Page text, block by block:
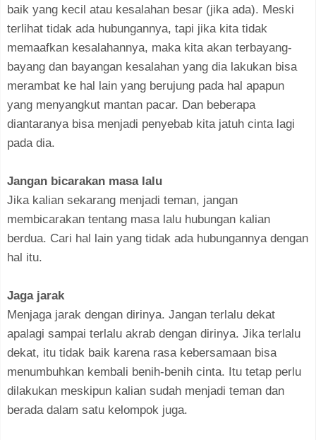
baik yang kecil atau kesalahan besar (jika ada). Meski
terlihat tidak ada hubungannya, tapi jika kita tidak
memaafkan kesalahannya, maka kita akan terbayang-
bayang dan bayangan kesalahan yang dia lakukan bisa
merambat ke hal lain yang berujung pada hal apapun
yang menyangkut mantan pacar. Dan beberapa
diantaranya bisa menjadi penyebab kita jatuh cinta lagi
pada dia.
Jangan bicarakan masa lalu
Jika kalian sekarang menjadi teman, jangan
membicarakan tentang masa lalu hubungan kalian
berdua. Cari hal lain yang tidak ada hubungannya dengan
hal itu.
Jaga jarak
Menjaga jarak dengan dirinya. Jangan terlalu dekat
apalagi sampai terlalu akrab dengan dirinya. Jika terlalu
dekat, itu tidak baik karena rasa kebersamaan bisa
menumbuhkan kembali benih-benih cinta. Itu tetap perlu
dilakukan meskipun kalian sudah menjadi teman dan
berada dalam satu kelompok juga.